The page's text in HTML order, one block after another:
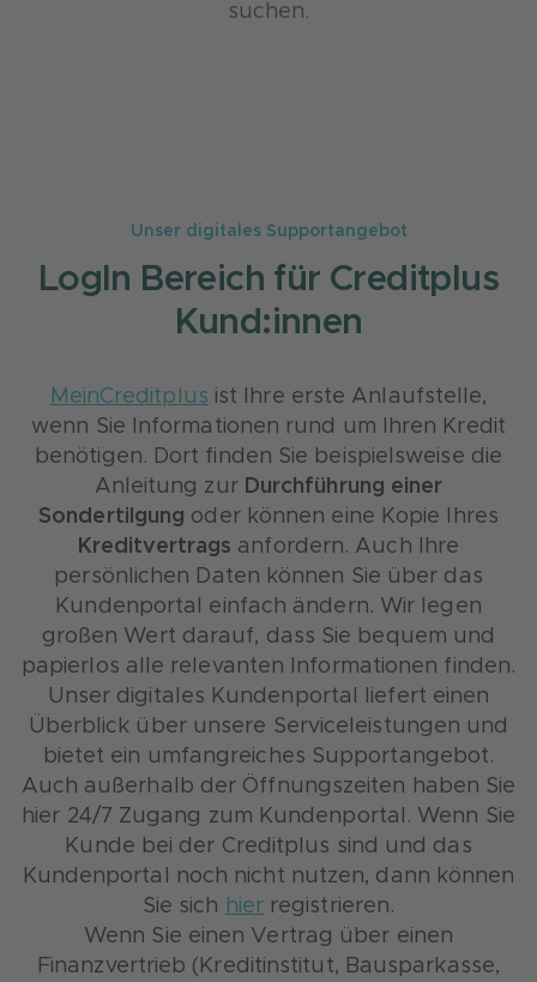
suchen.
Unser digitales Supportangebot
LogIn Bereich für Creditplus
Kund:innen
MeinCreditplus ist Ihre erste Anlaufstelle,
wenn Sie Informationen rund um Ihren Kredit
benötigen. Dort finden Sie beispielsweise die
Anleitung zur Durchführung einer
Sondertilgung oder können eine Kopie Ihres
Kreditvertrags anfordern. Auch Ihre
persönlichen Daten können Sie über das
Kundenportal einfach ändern. Wir legen
großen Wert darauf, dass Sie bequem und
papierlos alle relevanten Informationen finden.
Unser digitales Kundenportal liefert einen
Überblick über unsere Serviceleistungen und
bietet ein umfangreiches Supportangebot.
Auch außerhalb der Öffnungszeiten haben Sie
hier 24/7 Zugang zum Kundenportal. Wenn Sie
Kunde bei der Creditplus sind und das
Kundenportal noch nicht nutzen, dann können
Sie sich hierregistrieren.
Wenn Sie einen Vertrag über einen
Finanzvertrieb (Kreditinstitut, Bausparkasse,